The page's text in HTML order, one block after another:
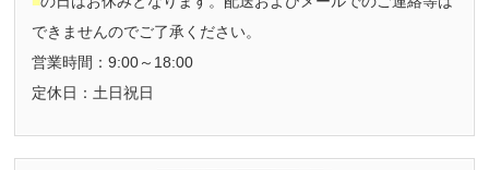
できませんのでご了承ください。
営業時間：9:00～18:00
定休日：土日祝日